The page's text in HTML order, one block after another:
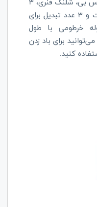
عدد تبدیل برای مصارف متفاوت و 3 عدد تبدیل برای
خرطومی با طول
برای باد زدن
کنید.